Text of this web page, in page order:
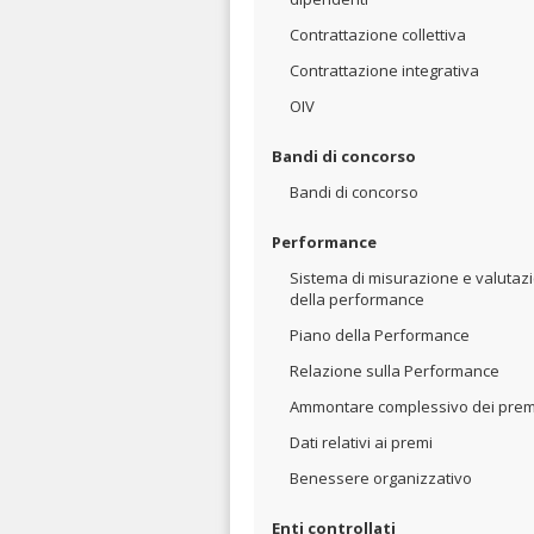
Contrattazione collettiva
Contrattazione integrativa
OIV
Bandi di concorso
Bandi di concorso
Performance
Sistema di misurazione e
della performance
Piano della Performance
Relazione sulla Performance
Ammontare complessivo dei
Dati relativi ai premi
Benessere organizzativo
Enti controllati